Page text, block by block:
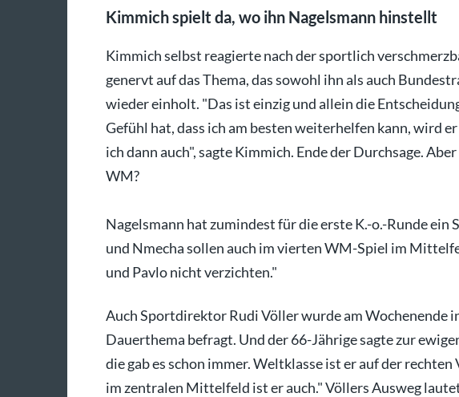
Kimmich spielt da, wo ihn Nagelsmann hinstellt
Kimmich selbst reagierte nach der sportlich
genervt auf das Thema, das sowohl ihn als auch
wieder einholt. "Das ist einzig und allein die
Gefühl hat, dass ich am besten weiterhelfen kann, wird
ich dann auch", sagte Kimmich. Ende der Durchsage.
WM?
Nagelsmann hat zumindest für die erste K.-o.-Runde ein
und Nmecha sollen auch im vierten WM-Spiel im
und Pavlo nicht verzichten."
Auch Sportdirektor Rudi Völler wurde am Wochenende
Dauerthema befragt. Und der 66-Jährige sagte zur
die gab es schon immer. Weltklasse ist er auf der
im zentralen Mittelfeld ist er auch." Völlers Ausweg